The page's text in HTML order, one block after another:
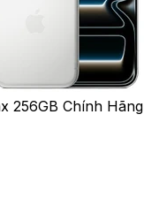
256GB Chính Hãng